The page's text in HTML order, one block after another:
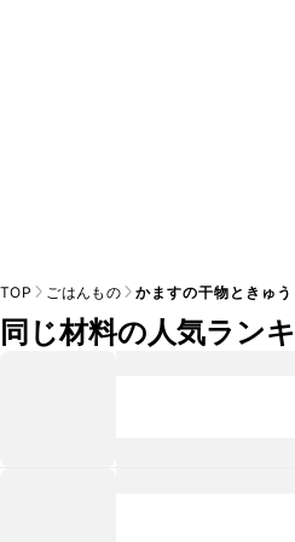
TOP ごはんもの かますの干物ときゅ
同じ材料の人気ラン